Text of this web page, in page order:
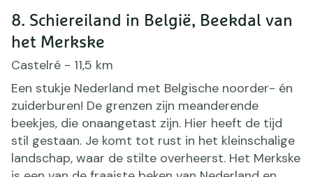
8. Schiereiland in België, Beekdal van
het Merkske
Castelré - 11,5 km
Een stukje Nederland met Belgische noorder- én
zuiderburen! De grenzen zijn meanderende
beekjes, die onaangetast zijn. Hier heeft de tijd
stil gestaan. Je komt tot rust in het kleinschalige
landschap, waar de stilte overheerst. Het Merkske